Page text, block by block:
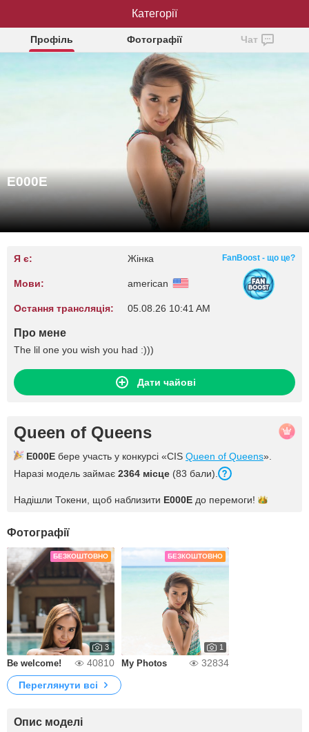
E000E
Профіль Фотографії Чат
E000E
Я є: Жінка
Мови: american
Остання трансляція: 05.08.26 10:41 AM
FanBoost - що це?
Про мене
The lil one you wish you had :)))
Дати чайові
Queen of Queens
E000E бере участь у конкурсі «CIS Queen of Queens».
Наразі модель займає 2364 місце (83 бали).
Надішли Токени, щоб наблизити E000E до перемоги!
Фотографії
БЕЗКОШТОВНО
3
Be welcome! 40810
БЕЗКОШТОВНО
1
My Photos
32834
Переглянути всі
Опис моделі
Категорії